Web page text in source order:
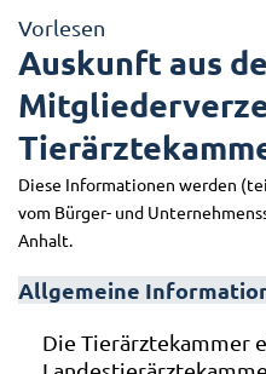
Vorlesen
Auskunft aus
Diese Informationen werden
vom Bürger- und
Anhalt.
Allgemeine
Die Tierärztekammer